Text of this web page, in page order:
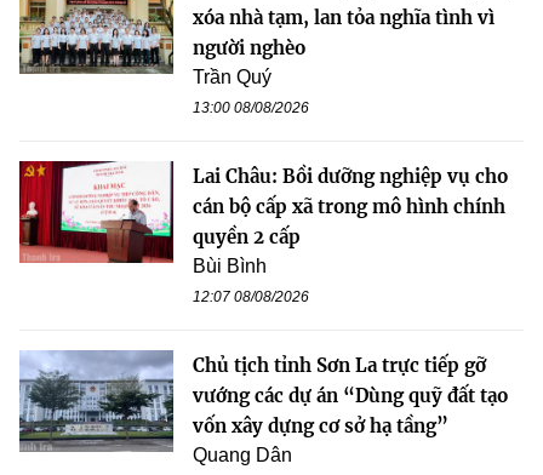
xóa nhà tạm, lan tỏa nghĩa tình vì
người nghèo
Trần Quý
13:00 08/08/2026
Lai Châu: Bồi dưỡng nghiệp vụ cho
cán bộ cấp xã trong mô hình chính
quyền 2 cấp
Bùi Bình
12:07 08/08/2026
Chủ tịch tỉnh Sơn La trực tiếp gỡ
vướng các dự án “Dùng quỹ đất tạo
vốn xây dựng cơ sở hạ tầng”
Quang Dân